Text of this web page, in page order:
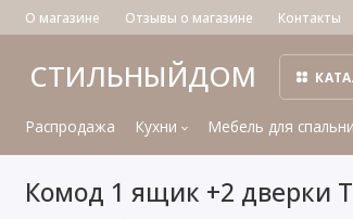
О магазине Отзывы о магазине Контакты
СТИЛЬНЫЙДОМ
Распродажа Кухни Мебель для спальни
Комод 1 ящик +2 дверки